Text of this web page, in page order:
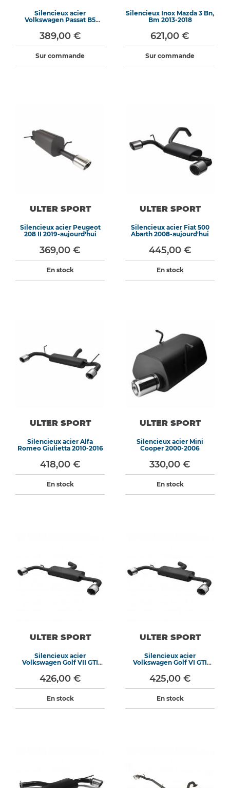
Silencieux acier
Volkswagen Passat B5
389,00 €
Sur commande
Silencieux Inox Mazda 3 Bn,
Bm 2013-2018
621,00 €
Sur commande
ULTER SPORT
Silencieux acier Peugeot
208 II 2019-aujourd'hui
369,00 €
En stock
ULTER SPORT
Silencieux acier Fiat 500
Abarth 2008-aujourd'hui
445,00 €
En stock
ULTER SPORT
Silencieux acier Alfa
Romeo Giulietta 2010-2016
418,00 €
En stock
ULTER SPORT
Silencieux acier Mini
Cooper 2000-2006
330,00 €
En stock
ULTER SPORT
Silencieux acier
Volkswagen Golf VII GTI
426,00 €
En stock
ULTER SPORT
Silencieux acier
Volkswagen Golf VI GTI
425,00 €
En stock